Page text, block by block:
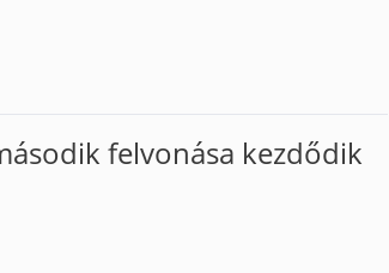
felvonása kezdődik